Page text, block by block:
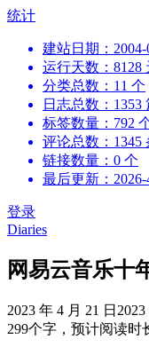
跳
统计
建站日期：2004-
运行天数：8128
分类总数：11 个
日志总数：1353
标签数量：792
评论总数：1345
链接数量：0 个
最后更新：2026-
登录
Diaries
网易云音乐十
2023 年 4 月 21 日
299个字，预计阅读时